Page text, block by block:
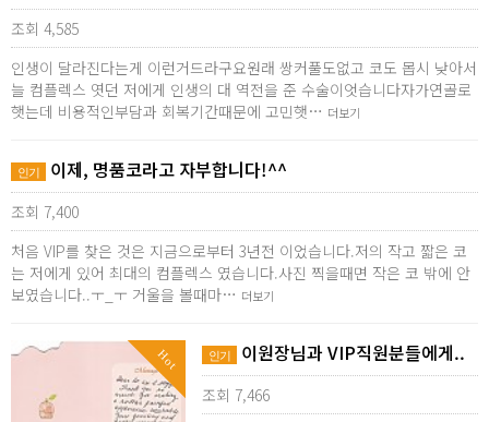
조회 4,585
인생이 달라진다는게 이런거드라구요원래 쌍커풀도없고 코도 몹시 낮아서
늘 컴플렉스 엿던 저에게 인생의 대 역전을 준 수술이엇습니다자가연골로
햇는데 비용적인부담과 회복기간때문에 고민햇… 더보기
인기 이제, 명품코라고 자부합니다!^^
조회 7,400
처음 VIP를 찾은 것은 지금으로부터 3년전 이었습니다.저의 작고 짧은 코
는 저에게 있어 최대의 컴플렉스 였습니다.사진 찍을때면 작은 코 밖에 안
보였습니다..ㅜ_ㅜ 거울을 볼때마… 더보기
Hot 인기 이원장님과 VIP직원분들에게..
조회 7,466